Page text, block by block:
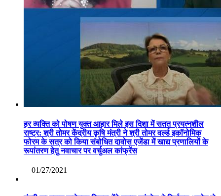
हर व्यक्ति को पोषण युक्त आहार मिले इस दिशा में सतत प्रयत्नशील
राष्ट्र: श्री तोमर केंद्रीय कृषि मंत्री ने श्री तोमर वर्ल्ड इकॉनोमिक
फोरम के सत्र को किया संबोधित दावोस एजेंडा में खाद्य प्रणालियों के
रूपांतरण हेतु नवाचार पर वर्चुअल कांफ्रेंस
—01/27/2021